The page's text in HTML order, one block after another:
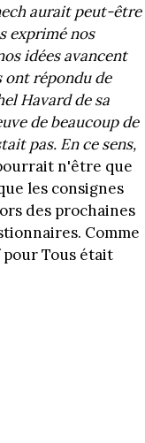
aurait peut-être
exprimé nos
idées avancent
ont répondu de
Havard de sa
de beaucoup de
pas. En ce sens,
n'être que
les consignes
des prochaines
Comme
Tous était